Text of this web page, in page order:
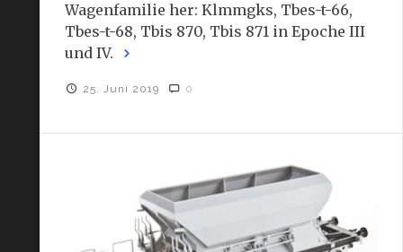
Wagenfamilie her: Klmmgks, Tbes-t-66,
Tbes-t-68, Tbis 870, Tbis 871 in Epoche III
und IV.
25. Juni 2019 0